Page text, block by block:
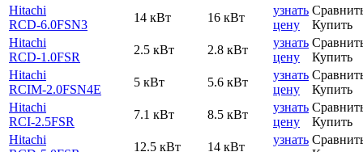
Hitachi
RCD-6.0FSN3
14 кВт 16 кВт
узнать
цену
Купить
Hitachi
RCD-1.0FSR
2.5 кВт 2.8 кВт
узнать
цену
Купить
Hitachi
RCIM-2.0FSN4E
5 кВт 5.6 кВт
узнать
цену
Купить
Hitachi
RCI-2.5FSR
7.1 кВт 8.5 кВт
узнать
цену
Купить
Hitachi
12.5 кВт 14 кВт
узнать